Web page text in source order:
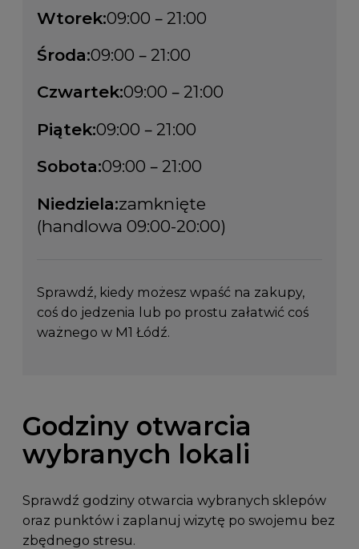
Wtorek:09:00 – 21:00
Środa:09:00 – 21:00
Czwartek:09:00 – 21:00
Piątek:09:00 – 21:00
Sobota:09:00 – 21:00
Niedziela:zamknięte
(handlowa 09:00-20:00)
Sprawdź, kiedy możesz wpaść na zakupy,
coś do jedzenia lub po prostu załatwić coś
ważnego w M1 Łódź.
Godziny otwarcia
wybranych lokali
Sprawdź godziny otwarcia wybranych sklepów
oraz punktów i zaplanuj wizytę po swojemu bez
zbędnego stresu.